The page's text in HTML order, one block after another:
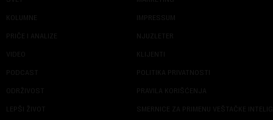
KOLUMNE
PRIČE I ANALIZE
VIDEO
PODCAST
ODRŽIVOST
LEPŠI ŽIVOT
IMPRESSUM
NJUZLETER
KLIJENTI
POLITIKA PRIVATNOSTI
PRAVILA KORIŠĆENJA
SMERNICE ZA PRIMENU VEŠTAČKE